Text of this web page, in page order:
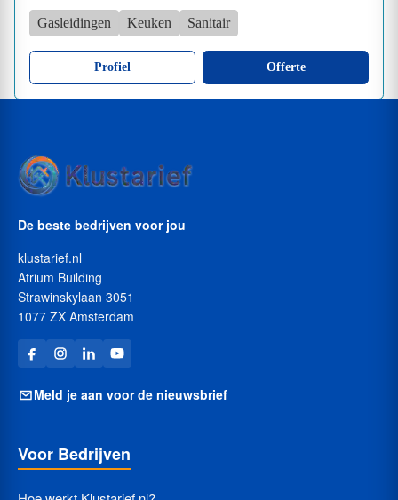
Gasleidingen Keuken Sanitair
Profiel Offerte
De beste bedrijven voor jou
klustarief.nl
Atrium Building
Strawinskylaan 3051
1077 ZX Amsterdam
Meld je aan voor de nieuwsbrief
Voor Bedrijven